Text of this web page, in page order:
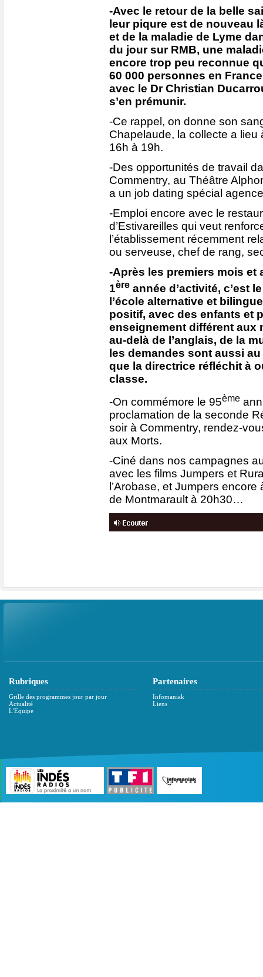
-Avec le retour de la belle
leur piqure est de nouveau
et de la maladie de Lyme
du jour sur RMB, une
encore trop peu reconnue
60 000 personnes en
avec le Dr Christian
s’en prémunir.
-Ce rappel, on donne son
Chapelaude, la collecte a lieu
16h à 19h.
-Des opportunités de travail
Commentry, au Théâtre
a un job dating spécial
-Emploi encore avec le
d’Estivareilles qui veut
l’établissement récemment
ou serveuse, chef de rang,
-Après les premiers mois et
1ère année d’activité, c’est
l’école alternative et
positif, avec des enfants et
enseignement différent aux
au-delà de l’anglais, de la
les demandes sont aussi
que la directrice réfléchit à
classe.
-On commémore le 95ème
proclamation de la seconde
soir à Commentry, rendez-
aux Morts.
-Ciné dans nos campagnes
avec les films Jumpers et
l’Arobase, et Jumpers
de Montmarault à 20h30…
Rubriques
Grille des programmes jour par jour
Actualité
L'Equipe
Partenaires
Infomaniak
Liens